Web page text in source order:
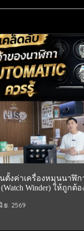
ตั้งค่าเครื่องหมุนนาฬิก
Winder) ให้ถูกต้อ
.ย. 2569